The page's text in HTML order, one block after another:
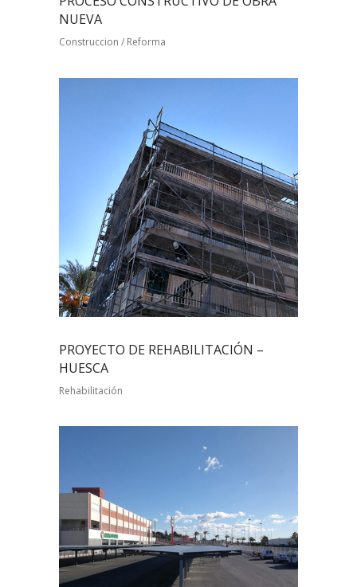
NUEVA
Construccion / Reforma
PROYECTO DE REHABILITACIÓN –
HUESCA
Rehabilitación